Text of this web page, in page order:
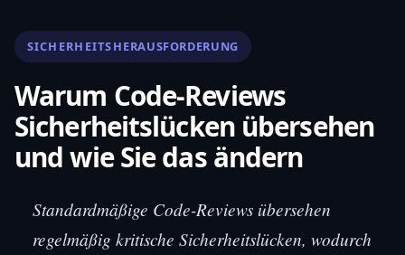
SICHERHEITSHERAUSFORDERUNG
Warum Code-Reviews
Sicherheitslücken übersehen
und wie Sie das ändern
Standardmäßige Code-Reviews übersehen
regelmäßig kritische Sicherheitslücken, wodurch